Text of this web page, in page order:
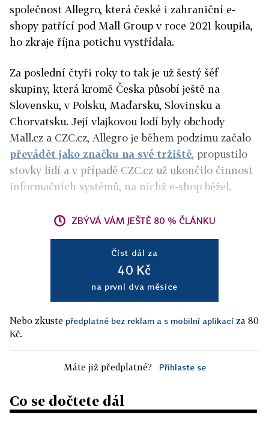
společnost Allegro, která české i zahraniční e-
shopy patřící pod Mall Group v roce 2021 koupila,
ho zkraje října potichu vystřídala.
Za poslední čtyři roky to tak je už šestý šéf
skupiny, která kromě Česka působí ještě na
Slovensku, v Polsku, Maďarsku, Slovinsku a
Chorvatsku. Její vlajkovou lodí byly obchody
Mall.cz a CZC.cz, Allegro je během podzimu začalo
převádět jako značku na své tržiště, propustilo
stovky lidí a v případě CZC.cz už ukončilo činnost
informačních systémů, na nichž e-shop běžel.
ZBÝVÁ VÁM JEŠTĚ 80 % ČLÁNKU
Číst dál za
40 Kč
na první dva měsíce
Nebo zkuste předplatné bez reklam a s mobilní aplikací za 80
Kč.
Máte již předplatné? Přihlaste se
Co se dočtete dál